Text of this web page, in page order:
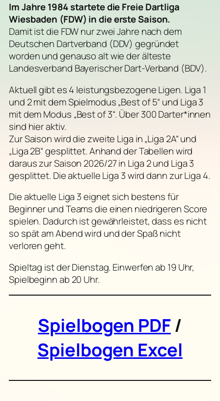
Im Jahre 1984 startete die Freie Dartliga
Wiesbaden (FDW) in die erste Saison.
Damit ist die FDW nur zwei Jahre nach dem
Deutschen Dartverband (DDV) gegründet
worden und genauso alt wie der älteste
Landesverband Bayerischer Dart-Verband (BDV).
Aktuell gibt es 4 leistungsbezogene Ligen. Liga 1
und 2 mit dem Spielmodus „Best of 5“ und Liga 3
mit dem Modus „Best of 3“. Über 300 Darter*innen
sind hier aktiv.
Zur Saison wird die zweite Liga in „Liga 2A“ und
„Liga 2B“ gesplittet. Anhand der Tabellen wird
daraus zur Saison 2026/27 in Liga 2 und Liga 3
gesplittet. Die aktuelle Liga 3 wird dann zur Liga 4.
Die aktuelle Liga 3 eignet sich bestens für
Beginner und Teams die einen niedrigeren Score
spielen. Dadurch ist gewährleistet, dass es nicht
so spät am Abend wird und der Spaß nicht
verloren geht.
Spieltag ist der Dienstag. Einwerfen ab 19 Uhr,
Spielbeginn ab 20 Uhr.
Spielbogen PDF/
Spielbogen Excel